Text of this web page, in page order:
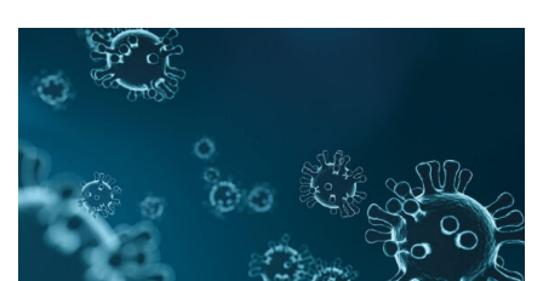
Primeira alteração, por apreciação parlamentar, ao
estabelece medidas excecionais de proteção dos
créditos das famílias, empresas, instituições
particulares de solidariedade social e demais
entidades da economia social, bem como um regime
especial de garantias pessoais do Estado, no âmbito
da pandemia da doença COVID-19.